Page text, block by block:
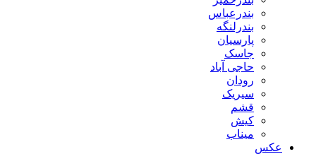
بندرعباس
بندرلنگه
پارسیان
جاسک
حاجی آباد
رودان
سیریک
قشم
کیش
میناب
عکس